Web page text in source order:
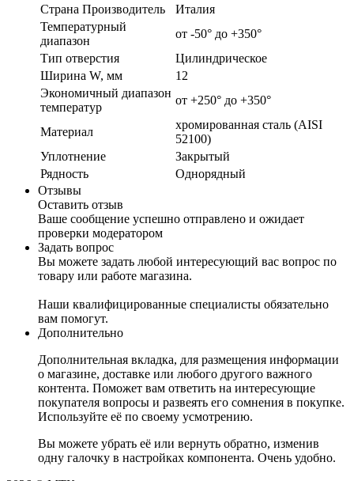
Страна Производитель
Италия
Температурный
диапазон
от -50° до +350°
Тип отверстия
Цилиндрическое
Ширина W, мм
12
Экономичный диапазон
температур
от +250° до +350°
Материал
хромированная сталь (AISI
52100)
Уплотнение
Закрытый
Рядность
Однорядный
Отзывы
Оставить отзыв
Ваше сообщение успешно отправлено и ожидает
проверки модератором
Задать вопрос
Вы можете задать любой интересующий вас вопрос по
товару или работе магазина.
Наши квалифицированные специалисты обязательно
вам помогут.
Дополнительно
Дополнительная вкладка, для размещения информации
о магазине, доставке или любого другого важного
контента. Поможет вам ответить на интересующие
покупателя вопросы и развеять его сомнения в покупке.
Используйте её по своему усмотрению.
Вы можете убрать её или вернуть обратно, изменив
одну галочку в настройках компонента. Очень удобно.